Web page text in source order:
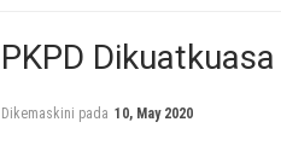
PKPD
Dikemaskini pada 10, May 2020